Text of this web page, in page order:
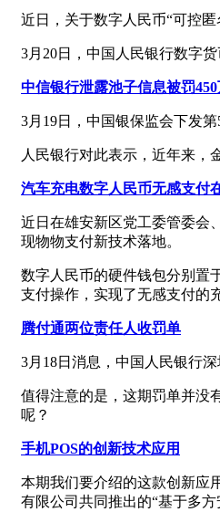
近日，关于数字人民币“可控
3月20日，中国人民银行数字
中信银行泄露池子信息被罚450
3月19日，中国银保监会下发
人民银行对此表示，近年来，
汽车充电数字人民币无感支付
近日在雄安新区党工委管委会
现物物支付新技术落地。
数字人民币的硬件钱包分别置
支付操作，实现了无感支付的
腾付通两位责任人收罚单
3月18日消息，中国人民银行
值得注意的是，这期罚单并没
呢？
手机POS的创新技术应用
本期我们要介绍的这款创新应
有限公司共同推出的“基于多方